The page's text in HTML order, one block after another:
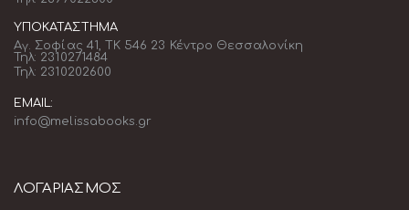
ΥΠΟΚΑΤΆΣΤΗΜΑ
Αγ. Σοφίας 41, ΤΚ 546 23 Κέντρο Θεσσαλονίκη
Τηλ: 2310271484
Τηλ: 2310202600
EMAIL:
info@melissabooks.gr
ΛΟΓΑΡΙΑΣΜΟΣ